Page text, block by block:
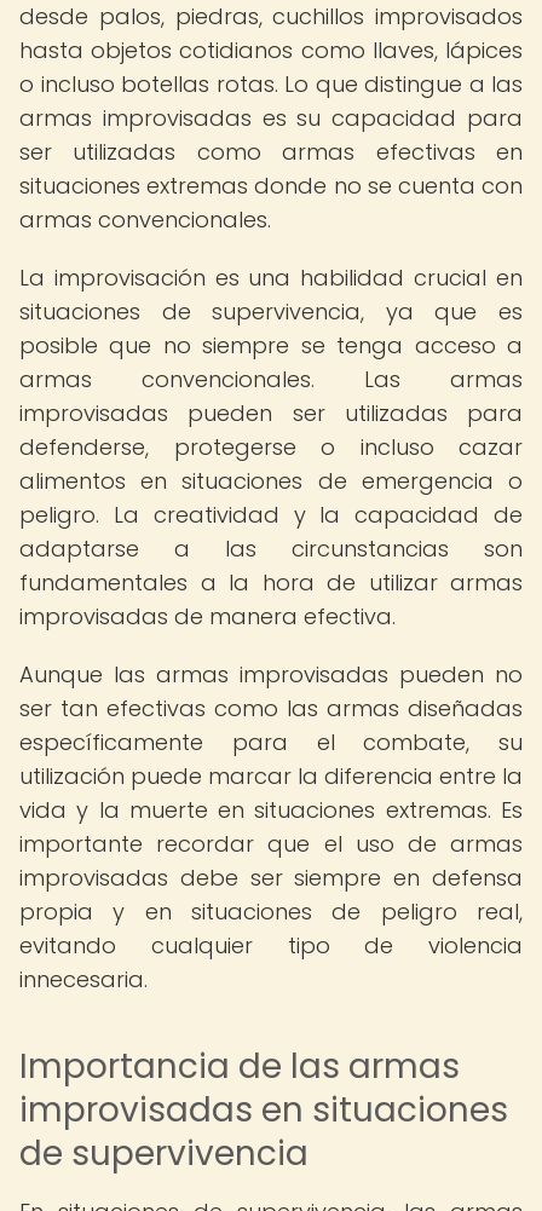
desde palos, piedras, cuchillos improvisados
hasta objetos cotidianos como llaves, lápices
o incluso botellas rotas. Lo que distingue a las
armas improvisadas es su capacidad para
ser utilizadas como armas efectivas en
situaciones extremas donde no se cuenta con
armas convencionales.
La improvisación es una habilidad crucial en
situaciones de supervivencia, ya que es
posible que no siempre se tenga acceso a
armas convencionales. Las armas
improvisadas pueden ser utilizadas para
defenderse, protegerse o incluso cazar
alimentos en situaciones de emergencia o
peligro. La creatividad y la capacidad de
adaptarse a las circunstancias son
fundamentales a la hora de utilizar armas
improvisadas de manera efectiva.
Aunque las armas improvisadas pueden no
ser tan efectivas como las armas diseñadas
específicamente para el combate, su
utilización puede marcar la diferencia entre la
vida y la muerte en situaciones extremas. Es
importante recordar que el uso de armas
improvisadas debe ser siempre en defensa
propia y en situaciones de peligro real,
evitando cualquier tipo de violencia
innecesaria.
Importancia de las armas
improvisadas en situaciones
de supervivencia